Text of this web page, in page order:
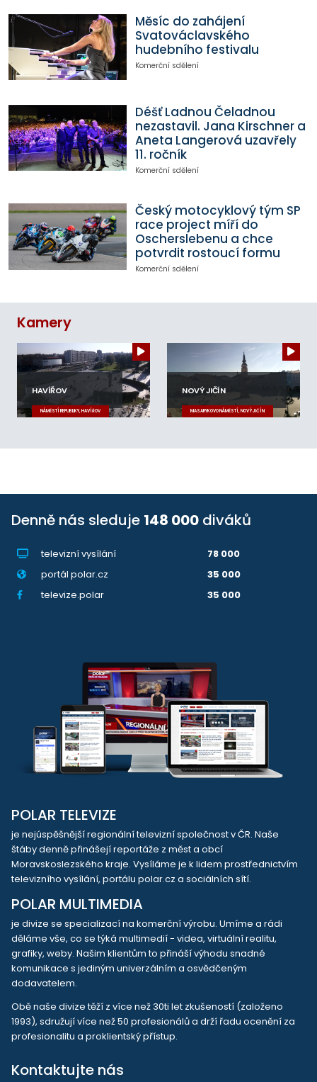
Měsíc do zahájení
Svatováclavského
hudebního festivalu
Komerční sdělení
Déšť Ladnou Čeladnou
nezastavil. Jana Kirschner a
Aneta Langerová uzavřely
11. ročník
Komerční sdělení
Český motocyklový tým SP
race project míří do
Oscherslebenu a chce
potvrdit rostoucí formu
Komerční sdělení
Kamery
HAVÍŘOV
NÁMĚSTÍ REPUBLIKY, HAVÍŘOV
NOVÝ JIČÍN
MASARYKOVO NÁMĚSTÍ, NOVÝ JIČÍN
Denně nás sleduje 148 000 diváků
televizní vysílání
78 000
portál polar.cz
35 000
televize.polar
35 000
POLAR TELEVIZE
je nejúspěšnější regionální televizní společnost v ČR. Naše
štáby denně přinášejí reportáže z měst a obcí
Moravskoslezského kraje. Vysíláme je k lidem prostřednictvím
televizního vysílání, portálu polar.cz a sociálních sítí.
POLAR MULTIMEDIA
je divize se specializací na komerční výrobu. Umíme a rádi
děláme vše, co se týká multimedií - videa, virtuální realitu,
grafiky, weby. Našim klientům to přináší výhodu snadné
komunikace s jediným univerzálním a osvědčeným
dodavatelem.
Obě naše divize těží z více než 30ti let zkušeností (založeno
1993), sdružují více než 50 profesionálů a drží řadu ocenění za
profesionalitu a proklientský přístup.
Kontaktujte nás